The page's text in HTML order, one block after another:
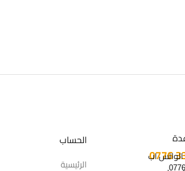
الواتس اب
الحساب
الرئيسية